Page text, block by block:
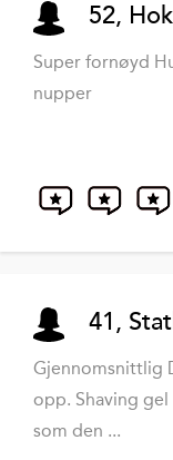
52,
Super fornøyd
nupper
41,
Gjennomsnittlig
opp. Shaving
som den ...